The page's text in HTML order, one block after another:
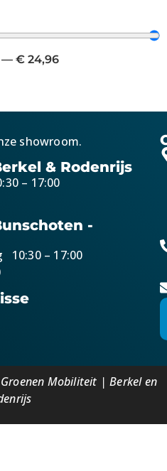
— € 24,96
showroom.
& Rodenrijs
– 17:00
-
10:30 – 17:00
Mobiliteit | Berkel en